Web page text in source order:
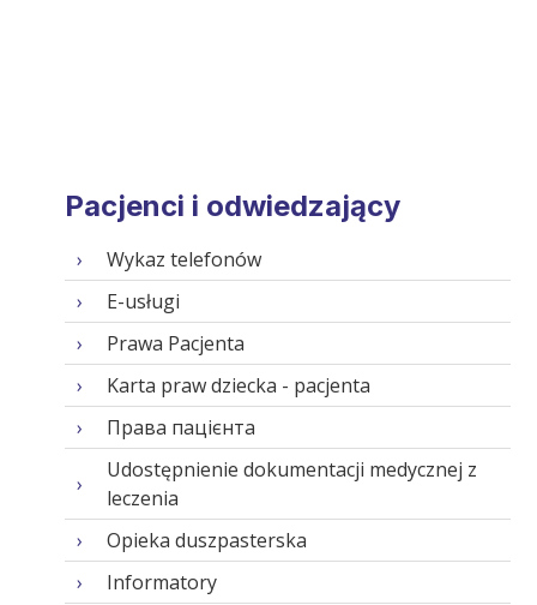
Pacjenci i odwiedzający
Wykaz telefonów
E-usługi
Prawa Pacjenta
Karta praw dziecka - pacjenta
Права пацієнта
Udostępnienie dokumentacji medycznej z
leczenia
Opieka duszpasterska
Informatory